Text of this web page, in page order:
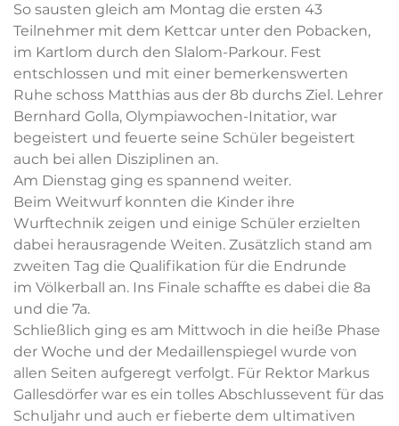
So sausten gleich am Montag die ersten 43
Teilnehmer mit dem Kettcar unter den Pobacken,
im Kartlom durch den Slalom-Parkour. Fest
entschlossen und mit einer bemerkenswerten
Ruhe schoss Matthias aus der 8b durchs Ziel. Lehrer
Bernhard Golla, Olympiawochen-Initatior, war
begeistert und feuerte seine Schüler begeistert
auch bei allen Disziplinen an.
Am Dienstag ging es spannend weiter.
Beim Weitwurf konnten die Kinder ihre
Wurftechnik zeigen und einige Schüler erzielten
dabei herausragende Weiten. Zusätzlich stand am
zweiten Tag die Qualifikation für die Endrunde
im Völkerball an. Ins Finale schaffte es dabei die 8a
und die 7a.
Schließlich ging es am Mittwoch in die heiße Phase
der Woche und der Medaillenspiegel wurde von
allen Seiten aufgeregt verfolgt. Für Rektor Markus
Gallesdörfer war es ein tolles Abschlussevent für das
Schuljahr und auch er fieberte dem ultimativen